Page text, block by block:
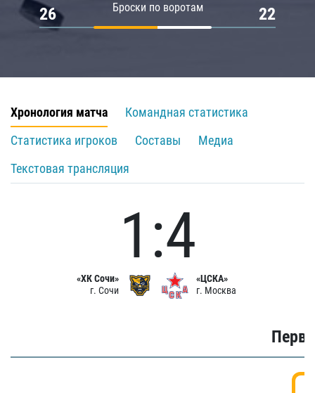
Броски по воротам
26 22
Хронология матча
Командная статистика
Статистика игроков
Составы
Медиа
Текстовая трансляция
«ХК Сочи»
г. Сочи
1:4
«ЦСКА»
г. Москва